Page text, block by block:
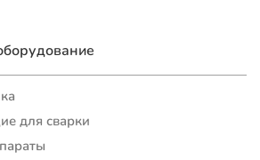
для сварки